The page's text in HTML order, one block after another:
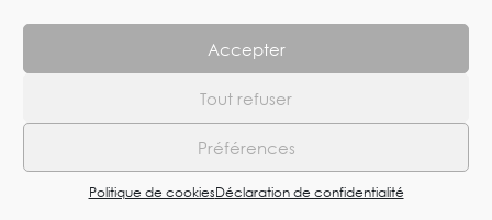
Accepter
Tout refuser
Préférences
Politique de cookiesDéclaration de confidentialité